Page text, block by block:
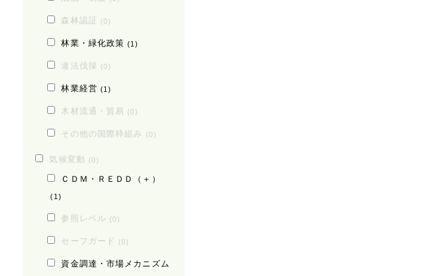
森林認証 (0)
林業・緑化政策 (1)
違法伐採 (0)
林業経営 (1)
木材流通・貿易 (0)
その他の国際枠組み (0)
気候変動 (0)
ＣＤＭ・ＲＥＤＤ（＋）
(1)
参照レベル (0)
セーフガード (0)
資金調達・市場メカニズム